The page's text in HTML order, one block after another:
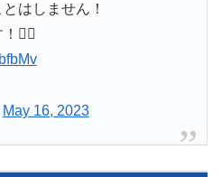
はしません！
🙇‍♀️
May 16, 2023